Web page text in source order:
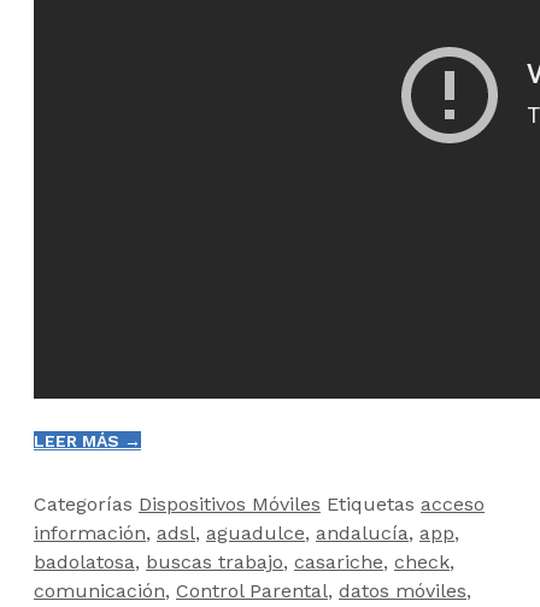
LEER MÁS →
Categorías Dispositivos Móviles Etiquetas acceso
información, adsl, aguadulce, andalucía, app,
badolatosa, buscas trabajo, casariche, check,
comunicación, Control Parental, datos móviles,